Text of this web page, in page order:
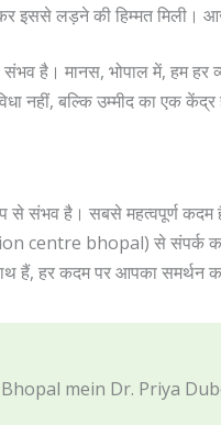
इससे लड़ने की हिम्मत
है। मानस, भोपाल में, हम
नहीं, बल्कि उम्मीद का एक केंद्र
से संभव है। सबसे महत्वपूर्ण
centre bhopal) से संपर्क
हैं, हर कदम पर आपका समर्थन
mein Dr. Priya